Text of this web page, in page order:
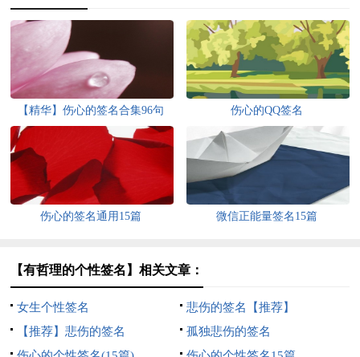
【精华】伤心的签名合集96句 伤心的QQ签名
伤心的签名通用15篇 微信正能量签名15篇
【有哲理的个性签名】相关文章：
女生个性签名
悲伤的签名【推荐】
【推荐】悲伤的签名
孤独悲伤的签名